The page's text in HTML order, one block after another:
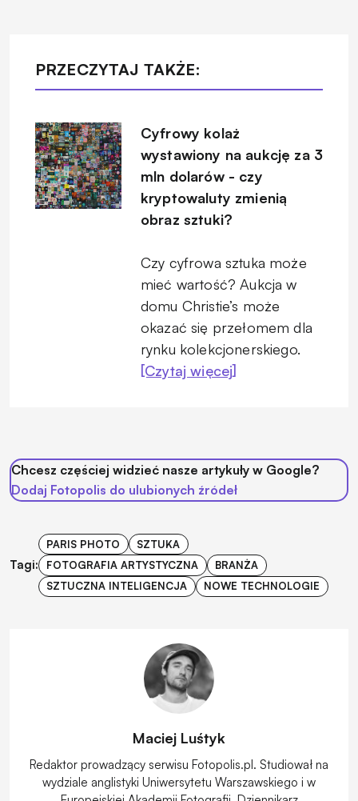
PRZECZYTAJ TAKŻE:
Cyfrowy kolaż
wystawiony na aukcję za 3
mln dolarów - czy
kryptowaluty zmienią
obraz sztuki?
Czy cyfrowa sztuka może
mieć wartość? Aukcja w
domu Christie’s może
okazać się przełomem dla
rynku kolekcjonerskiego.
[Czytaj więcej]
Chcesz częściej widzieć nasze artykuły w Google?
Dodaj Fotopolis do ulubionych źródeł
Tagi:
PARIS PHOTO
SZTUKA
FOTOGRAFIA ARTYSTYCZNA
BRANŻA
SZTUCZNA INTELIGENCJA
NOWE TECHNOLOGIE
Maciej Luśtyk
Redaktor prowadzący serwisu Fotopolis.pl. Studiował na
wydziale anglistyki Uniwersytetu Warszawskiego i w